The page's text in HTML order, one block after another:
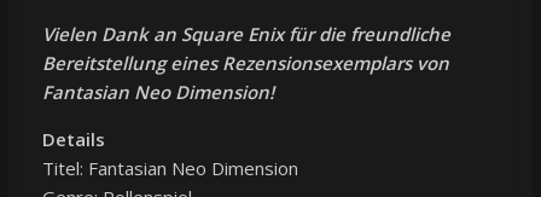
Vielen Dank an Square Enix für die freundliche
Bereitstellung eines Rezensionsexemplars von
Fantasian Neo Dimension!
Details
Titel: Fantasian Neo Dimension